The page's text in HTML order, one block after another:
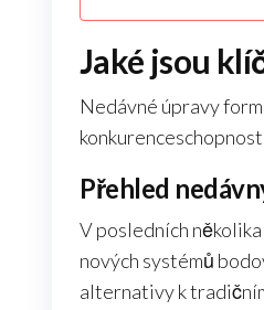
Jaké jsou
Nedávné úpravy
Přehled
V posledních
nových systémů
alternativy k